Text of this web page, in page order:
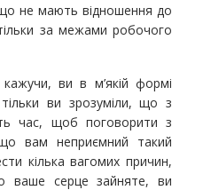
що не мають відношення до
за межами робочого
ви в м’якій формі
ви зрозуміли, що з
час, щоб поговорити з
вам неприємний такий
кілька вагомих причин,
ваше серце зайняте, ви